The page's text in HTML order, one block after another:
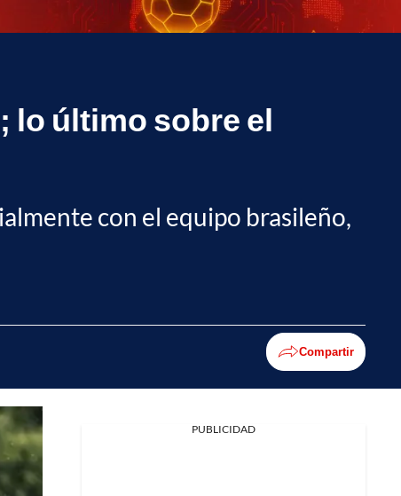
lo último sobre el
con el equipo brasileño,
Compartir
PUBLICIDAD